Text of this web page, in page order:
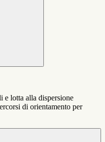
lotta alla dispersione
di orientamento per